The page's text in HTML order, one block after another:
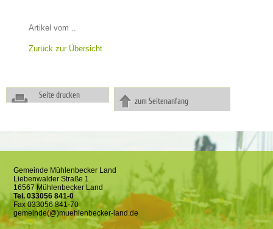
Artikel vom ..
Zurück zur Übersicht
Seite drucken
zum Seitenanfang
Gemeinde Mühlenbecker Land
Liebenwalder Straße 1
16567 Mühlenbecker Land
Tel. 033056 841-0
Fax 033056 841-70
gemeinde(@)muehlenbecker-land.de